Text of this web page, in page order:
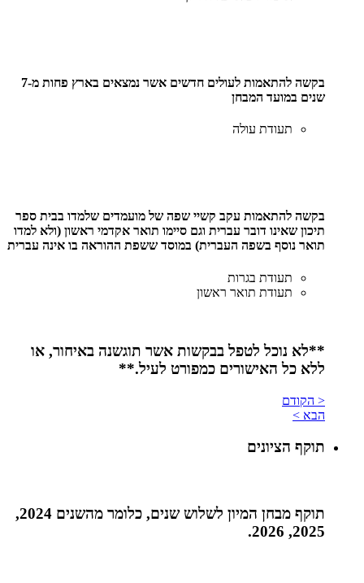
בקשה להתאמות לעולים חדשים אשר נמצאים בארץ פחות מ-7
שנים במועד המבחן
תעודת עולה
בקשה להתאמות עקב קשיי שפה של מועמדים שלמדו בבית ספר
תיכון שאינו דובר עברית וגם סיימו תואר אקדמי ראשון (ולא למדו
תואר נוסף בשפה העברית) במוסד ששפת ההוראה בו אינה עברית
תעודת בגרות
תעודת תואר ראשון
**לא נוכל לטפל בבקשות אשר תוגשנה באיחור, או
ללא כל האישורים כמפורט לעיל.**
< הקודם
הבא >
תוקף הציונים
תוקף מבחן המיון לשלוש שנים, כלומר מהשנים 2024,
2025, 2026.